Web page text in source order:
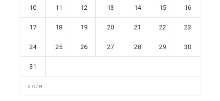
« cze
10 11 12 13 14 15 16
17 18 19 20 21 22 23
24 25 26 27 28 29 30
31